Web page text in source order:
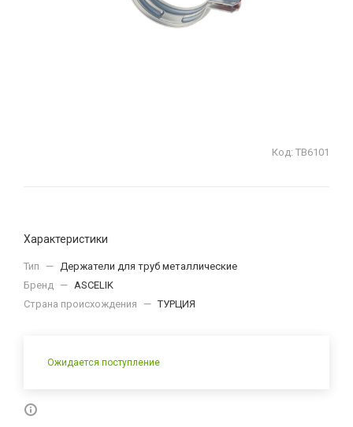
Код: ТВ6101
Характеристики
Тип — Держатели для труб металлические
Бренд — ASCELIK
Страна происхождения
— ТУРЦИЯ
Ожидается поступление